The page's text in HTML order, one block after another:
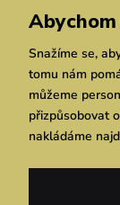
Prodejny
Praha
Snažíme se,
tomu nám
můžeme
přizpůsobovat
nakládáme